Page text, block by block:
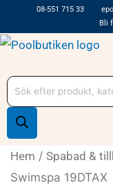
till
innehåll
08-551 715 33
Bli
Produktsökning
Hem / Spabad &
Swimspa 19DTAX